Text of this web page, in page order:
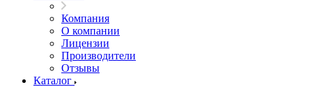
Компания
О компании
Лицензии
Производители
Отзывы
Каталог